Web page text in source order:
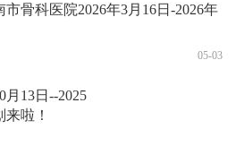
市骨科医院2026年3月16日-2026年
05-03
月13日--2025
啦！